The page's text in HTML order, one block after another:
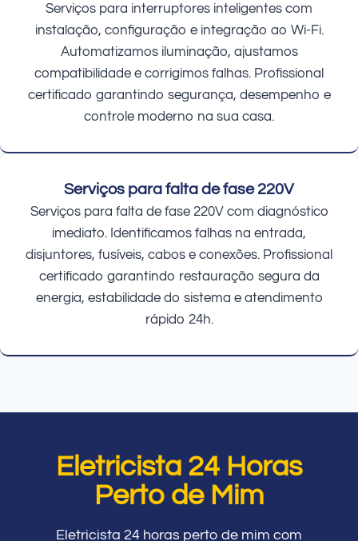
Serviços para interruptores inteligentes com
instalação, configuração e integração ao Wi-Fi.
Automatizamos iluminação, ajustamos
compatibilidade e corrigimos falhas. Profissional
certificado garantindo segurança, desempenho e
controle moderno na sua casa.
Serviços para falta de fase 220V
Serviços para falta de fase 220V com diagnóstico
imediato. Identificamos falhas na entrada,
disjuntores, fusíveis, cabos e conexões. Profissional
certificado garantindo restauração segura da
energia, estabilidade do sistema e atendimento
rápido 24h.
Eletricista 24 Horas
Perto de Mim
Eletricista 24 horas perto de mim com